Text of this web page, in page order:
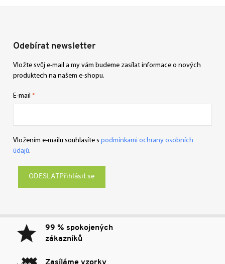
Odebírat newsletter
Vložte svůj e-mail a my vám budeme zasílat informace o nových
produktech na našem e-shopu.
E-mail
Vložením e-mailu souhlasíte s podmínkami ochrany osobních
údajů.
Přihlásit se
99 % spokojených
zákazníků
Zasíláme vzorky